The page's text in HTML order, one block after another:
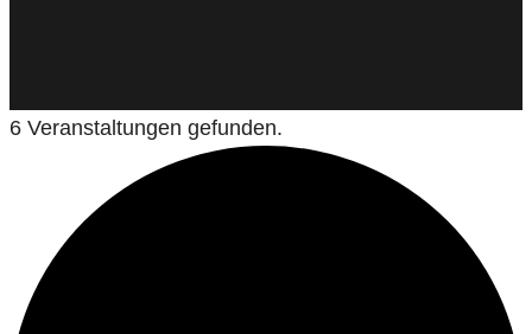
6 Veranstaltungen gefunden.